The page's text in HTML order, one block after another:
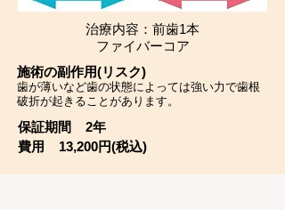
治療内容：前歯1本
​ファイバーコア
施術の副作用(リスク)
歯が薄いなど歯の状態によっては強い力で歯根
破折が起きることがあります。
保証期間 2年
費用 13,200円(税込)